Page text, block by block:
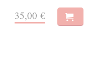
35,00 €